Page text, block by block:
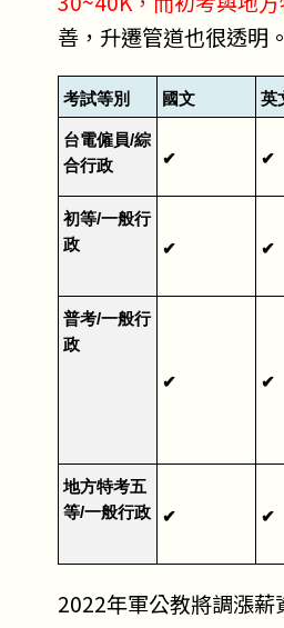
善，升遷管道也很透明
考試等別 國文 英
台電僱員/綜
合行政
✔ ✔
初等/一般行
政
✔ ✔
普考/一般行
政
✔ ✔
地方特考五
等/一般行政
✔ ✔
2022年軍公教將調漲